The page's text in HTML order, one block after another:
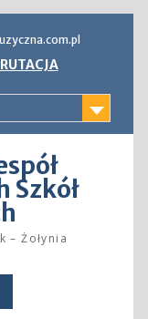
Szkół
– Żołynia